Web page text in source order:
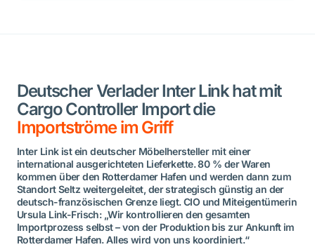
Deutscher Verlader Inter Link hat mit
Cargo Controller Import die
Importströme im Griff
Inter Link ist ein deutscher Möbelhersteller mit einer
international ausgerichteten Lieferkette. 80 % der Waren
kommen über den Rotterdamer Hafen und werden dann zum
Standort Seltz weitergeleitet, der strategisch günstig an der
deutsch-französischen Grenze liegt. CIO und Miteigentümerin
Ursula Link-Frisch: „Wir kontrollieren den gesamten
Importprozess selbst – von der Produktion bis zur Ankunft im
Rotterdamer Hafen. Alles wird von uns koordiniert.“